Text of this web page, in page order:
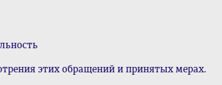
этих обращений и принятых мерах.